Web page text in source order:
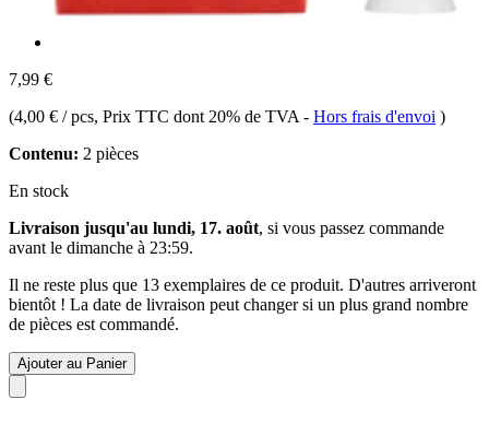
7,99 €
(4,00 € / pcs, Prix TTC dont 20% de TVA - Hors frais d'envoi )
Contenu: 2 pièces
En stock
Livraison jusqu'au lundi, 17. août, si vous passez commande
avant le dimanche à 23:59.
Il ne reste plus que 13 exemplaires de ce produit. D'autres arriveront
bientôt ! La date de livraison peut changer si un plus grand nombre
de pièces est commandé.
Ajouter au Panier